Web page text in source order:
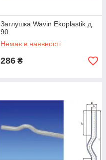
Заглушка Wavin Ekoplastik д.
90
Немає в наявності
286 ₴